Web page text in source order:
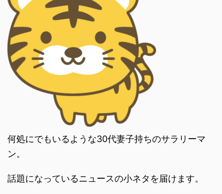
何処にでもいるような30代妻子持ちのサラリーマ
ン。
話題になっているニュースの小ネタを届けます。